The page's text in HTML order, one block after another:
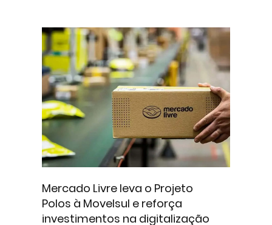
Mercado Livre leva o Projeto
Polos à Movelsul e reforça
investimentos na digitalização